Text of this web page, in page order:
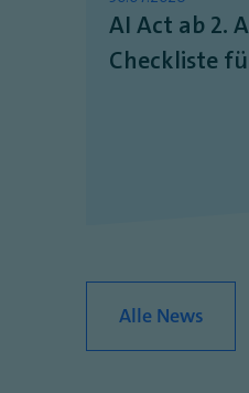
AI Act ab 2.
Checkliste
Alle News